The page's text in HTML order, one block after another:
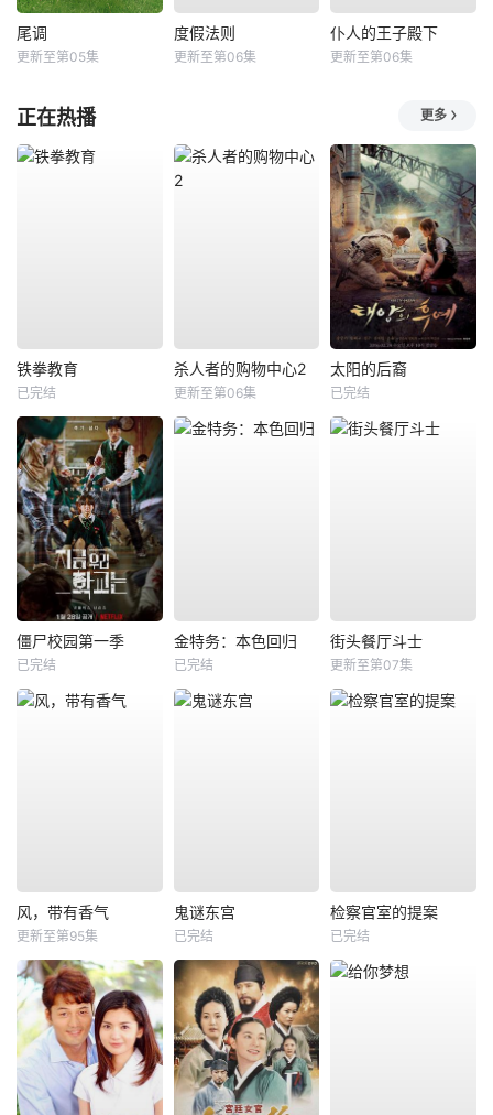
尾调
更新至第05集
度假法则
更新至第06集
仆人的王子殿下
更新至第06集
正在热播 更多
铁拳教育
已完结
杀人者的购物中心2
更新至第06集
太阳的后裔
已完结
僵尸校园第一季
已完结
金特务：本色回归
已完结
街头餐厅斗士
更新至第07集
风，带有香气
更新至第95集
鬼谜东宫
已完结
检察官室的提案
已完结